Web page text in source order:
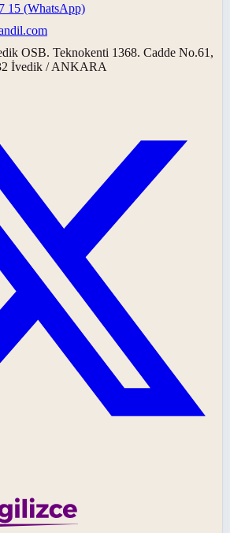
15 (WhatsApp)
OSB. Teknokenti 1368. Cadde No.61,
İvedik / ANKARA